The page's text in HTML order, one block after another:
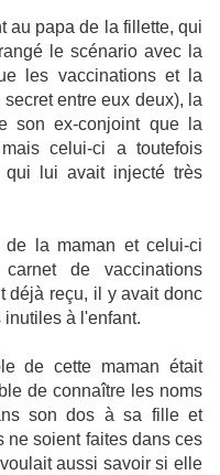
au papa de la fillette, qui
le scénario avec la
les vaccinations et la
entre eux deux), la
son ex-conjoint que la
celui-ci a toutefois
lui avait injecté très
de la maman et celui-ci
de vaccinations
déjà reçu, il y avait donc
inutiles à l'enfant.
de cette maman était
de connaître les noms
son dos à sa fille et
ne soient faites dans ces
aussi savoir si elle